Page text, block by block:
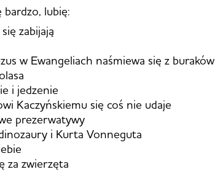
lubię:
zabijają
w Ewangeliach naśmiewa się z buraków
i jedzenie
Kaczyńskiemu się coś nie udaje
prezerwatywy
i Kurta Vonneguta
za zwierzęta